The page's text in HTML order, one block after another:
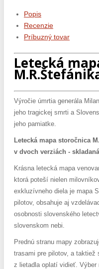
Popis
Recenzie
Príbuzný tovar
Letecká
Výročie úmrtia generála
jeho tragickej smrti a
jeho pamiatke.
Letecká mapa storočnica
v dvoch verziách -
Krásna letecká mapa
ktorá poteší nielen
exkluzívneho diela je mapa
pilotov, obsahuje aj
osobnosti slovenského
slovenskom nebi.
Prednú stranu mapy
trasami pre pilotov, a taktiež
z lietadla oplatí vidieť. Výber